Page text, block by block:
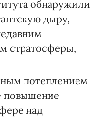
обнаружили
дыру,
стратосферы,
потеплением
повышение
над